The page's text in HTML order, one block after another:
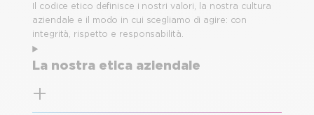
Il codice etico definisce i nostri valori, la nostra cultura
aziendale e il modo in cui scegliamo di agire: con
integrità, rispetto e responsabilità.
La nostra etica aziendale